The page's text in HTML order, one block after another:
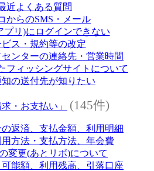
近よくある質問
からのSMS・メール
プリ)にログインできない
ス・規約等の改定
ンターの連絡先・営業時間
フィッシングサイトについて
の送付先が知りたい
・お支払い」 (145件)
返済、支払金額、利用明細
用方法・支払方法、年会費
変更(あとリボ)について
能額、利用残高、引落口座